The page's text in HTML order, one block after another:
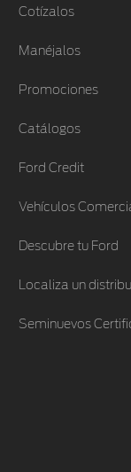
Cotízalos
Manéjalos
Promociones
Catálogos
Ford Credit
Vehículos
Descubre tu Ford
Localiza un
Seminuevos